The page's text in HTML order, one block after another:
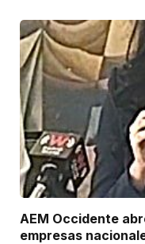
AEM Occidente
empresas